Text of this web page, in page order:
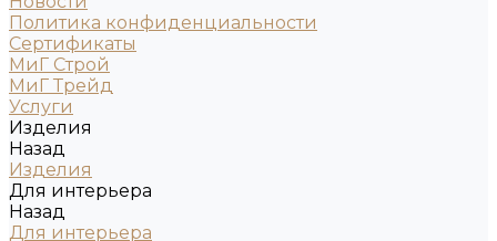
Политика конфиденциальности
Сертификаты
МиГ Строй
МиГ Трейд
Услуги
Изделия
Назад
Изделия
Для интерьера
Назад
Для интерьера